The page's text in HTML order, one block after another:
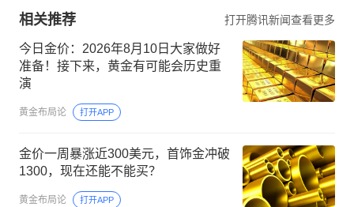
相关推荐 打开腾讯新闻查看更多
今日金价：2026年8月10日大家做好
准备！接下来，黄金有可能会历史重
演
黄金布局论 打开APP
金价一周暴涨近300美元，首饰金冲破
1300，现在还能不能买？
黄金布局论 打开APP